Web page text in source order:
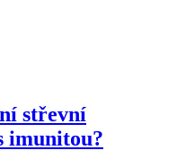
střevní
imunitou?